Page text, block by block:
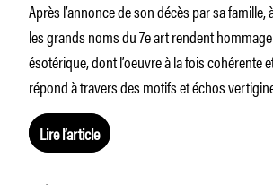
Après l’annonce de son décès par sa famille,
les grands noms du 7e art rendent
ésotérique, dont l’oeuvre à la fois cohérente
répond à travers des motifs et échos
Lire l’article